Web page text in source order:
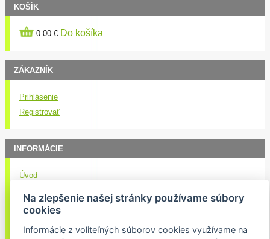
KOŠÍK
0.00 € Do košíka
ZÁKAZNÍK
Prihlásenie
Registrovať
INFORMÁCIE
Úvod
Kontakt
Ochrana osobných údajov
Na zlepšenie našej stránky používame súbory
cookies
Informácie z voliteľných súborov cookies využívame na